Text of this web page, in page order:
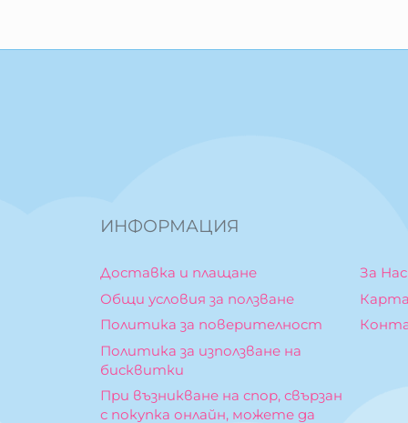
ИНФОРМАЦИЯ
Доставка и плащане
Общи условия за ползване
Политика за поверителност
Политика за използване на
бисквитки
При възникване на спор, свързан
с покупка онлайн, можете да
За Нас